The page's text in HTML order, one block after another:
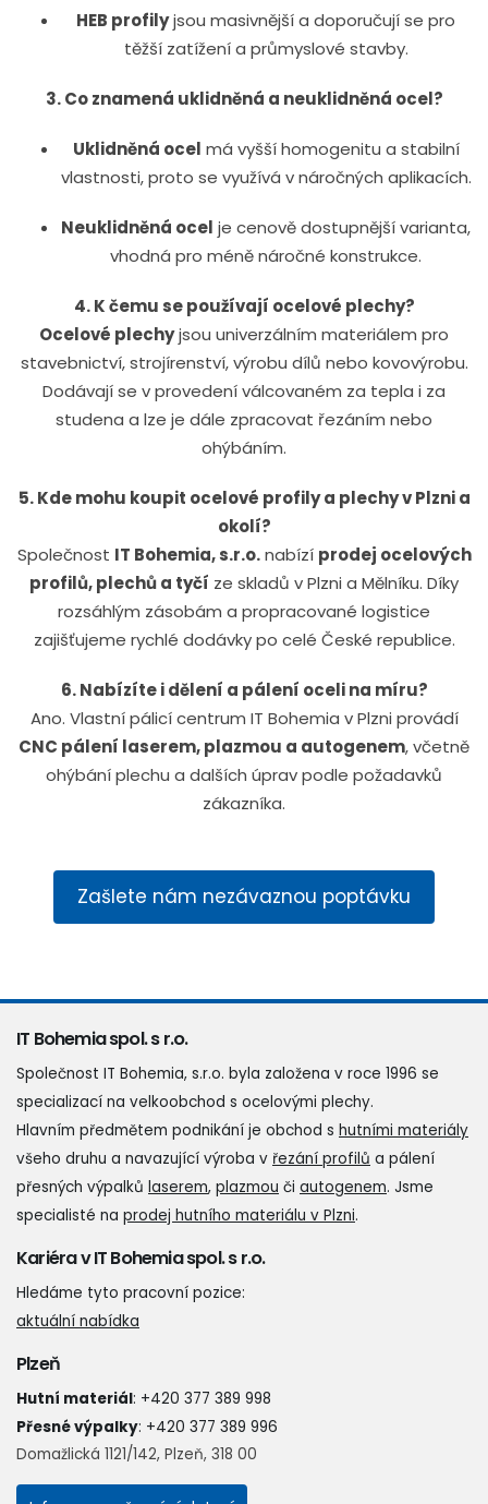
HEB profilyjsou masivnější a doporučují se pro
těžší zatížení a průmyslové stavby.
3. Co znamená uklidněná a neuklidněná ocel?
Uklidněná ocel má vyšší homogenitu a stabilní
vlastnosti, proto se využívá v náročných aplikacích.
Neuklidněná ocel je cenově dostupnější varianta,
vhodná pro méně náročné konstrukce.
4. K čemu se používají ocelové plechy?
Ocelové plechyjsou univerzálním materiálem pro
stavebnictví, strojírenství, výrobu dílů nebo kovovýrobu.
Dodávají se v provedení válcovaném za tepla i za
studena a lze je dále zpracovat řezáním nebo
ohýbáním.
5. Kde mohu koupit ocelové profily a plechy v Plzni a
okolí?
Společnost IT Bohemia, s.r.o.nabízí prodej ocelových
profilů, plechů a tyčí ze skladů v Plzni a Mělníku. Díky
rozsáhlým zásobám a propracované logistice
zajišťujeme rychlé dodávky po celé České republice.
6. Nabízíte i dělení a pálení oceli na míru?
Ano. Vlastní pálicí centrum IT Bohemia v Plzni provádí
CNC pálení laserem, plazmou a autogenem, včetně
ohýbání plechu a dalších úprav podle požadavků
zákazníka.
Zašlete nám nezávaznou poptávku
IT Bohemia spol. s r.o.
Společnost IT Bohemia, s.r.o. byla založena v roce 1996 se
specializací na velkoobchod s ocelovými plechy.
Hlavním předmětem podnikání je obchod s hutními materiály
všeho druhu a navazující výroba v řezání profilů a pálení
přesných výpalků laserem, plazmou či autogenem. Jsme
specialisté na prodej hutního materiálu v Plzni.
Kariéra v IT Bohemia spol. s r.o.
Hledáme tyto pracovní pozice:
aktuální nabídka
Plzeň
Hutní materiál: +420 377 389 998
Přesné výpalky: +420 377 389 996
Domažlická 1121/142, Plzeň, 318 00